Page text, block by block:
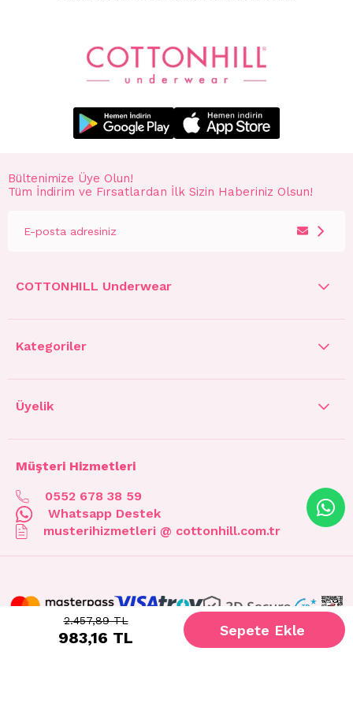
Bültenimize Üye Olun!
Tüm İndirim ve Fırsatlardan İlk Sizin Haberiniz Olsun!
COTTONHILL Underwear
Kategoriler
Üyelik
Müşteri Hizmetleri
0552 678 38 59
Whatsapp Destek
musterihizmetleri @ cottonhill.com.tr
2.457,89 TL
983,16 TL